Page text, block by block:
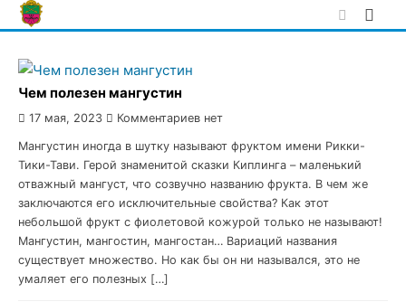
Skip
to
Чем полезен мангустин
17 мая, 2023 Комментариев нет
Мангустин иногда в шутку называют фруктом имени Рикки-
Тики-Тави. Герой знаменитой сказки Киплинга – маленький
отважный мангуст, что созвучно названию фрукта. В чем же
заключаются его исключительные свойства? Как этот
небольшой фрукт с фиолетовой кожурой только не называют!
Мангустин, мангостин, мангостан… Вариаций названия
существует множество. Но как бы он ни назывался, это не
умаляет его полезных […]